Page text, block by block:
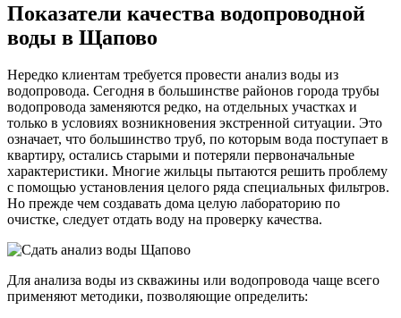
Показатели качества водопроводной
воды в Щапово
Нередко клиентам требуется провести анализ воды из
водопровода. Сегодня в большинстве районов города трубы
водопровода заменяются редко, на отдельных участках и
только в условиях возникновения экстренной ситуации. Это
означает, что большинство труб, по которым вода поступает в
квартиру, остались старыми и потеряли первоначальные
характеристики. Многие жильцы пытаются решить проблему
с помощью установления целого ряда специальных фильтров.
Но прежде чем создавать дома целую лабораторию по
очистке, следует отдать воду на проверку качества.
Для анализа воды из скважины или водопровода чаще всего
применяют методики, позволяющие определить: